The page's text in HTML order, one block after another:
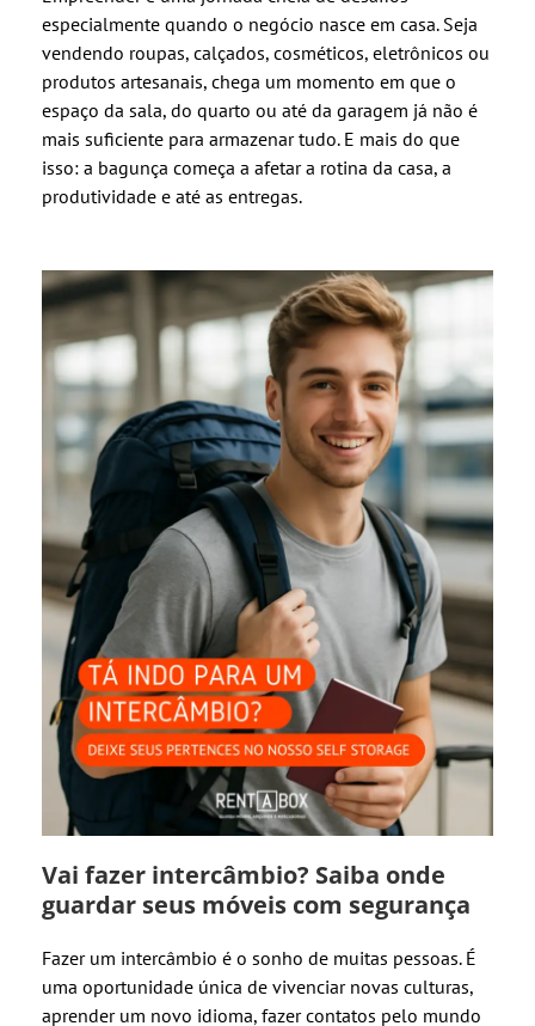
especialmente quando o negócio nasce em casa. Seja
vendendo roupas, calçados, cosméticos, eletrônicos ou
produtos artesanais, chega um momento em que o
espaço da sala, do quarto ou até da garagem já não é
mais suficiente para armazenar tudo. E mais do que
isso: a bagunça começa a afetar a rotina da casa, a
produtividade e até as entregas.
Vai fazer intercâmbio? Saiba onde
guardar seus móveis com segurança
Fazer um intercâmbio é o sonho de muitas pessoas. É
uma oportunidade única de vivenciar novas culturas,
aprender um novo idioma, fazer contatos pelo mundo